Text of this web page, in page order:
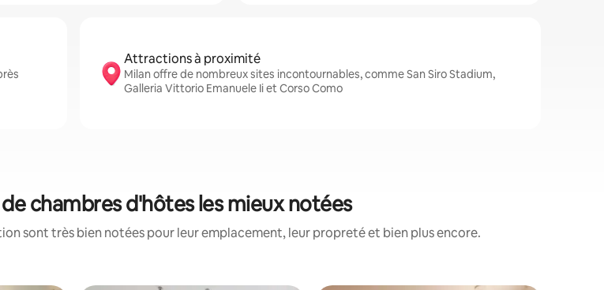
Attractions à proximité
Milan offre de nombreux sites incontournables, comme San Siro Stadium,
Galleria Vittorio Emanuele Ii et Corso Como
chambres d'hôtes les mieux notées
sont très bien notées pour leur emplacement, leur propreté et bien plus encore.